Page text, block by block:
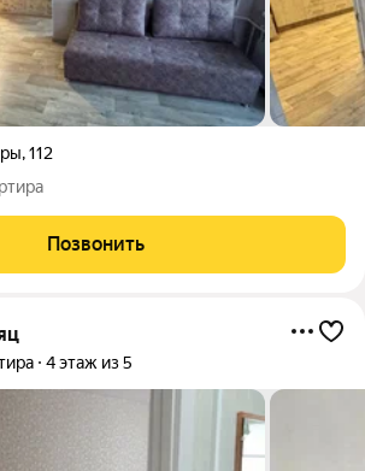
,112
Позвонить
4 этаж из 5